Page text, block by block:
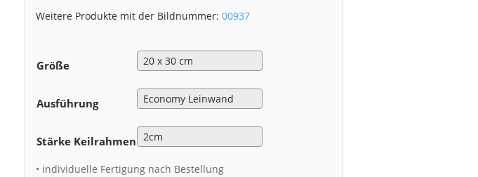
Weitere Produkte mit der Bildnummer:00937
Größe
Ausführung
Stärke Keilrahmen
• individuelle Fertigung nach Bestellung